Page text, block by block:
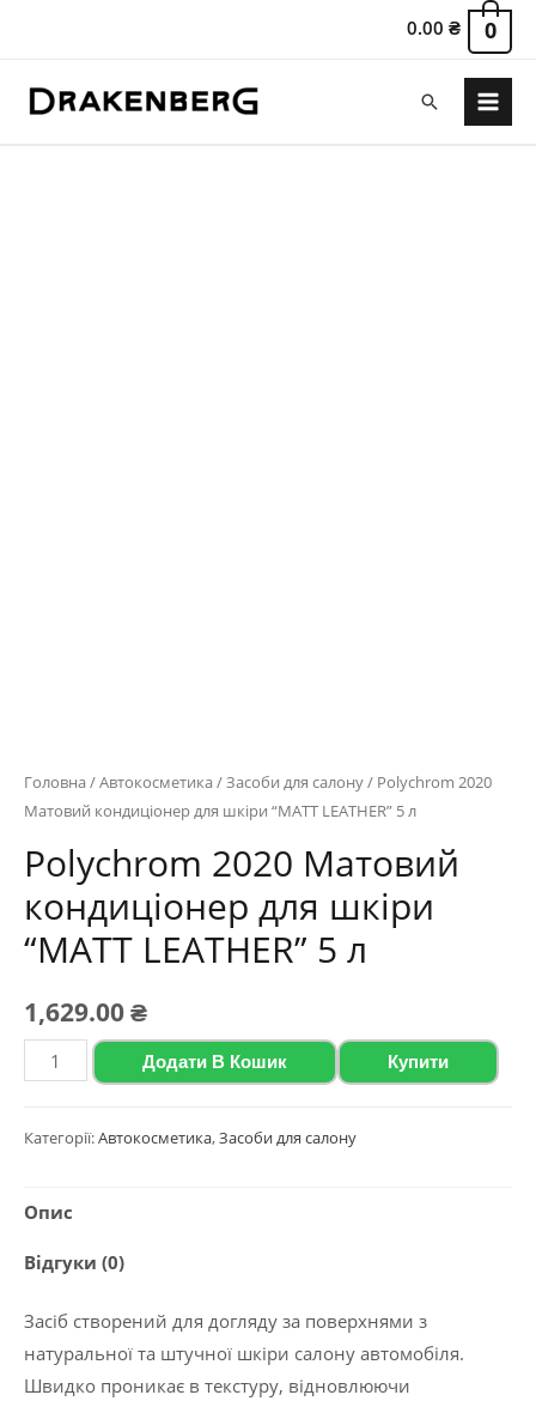
0.00₴ 0
Пошук
Main
Головна/Автокосметика/Засоби для салону/ Polychrom 2020
Матовий кондиціонер для шкіри “MATT LEATHER” 5 л
Polychrom 2020 Матовий
кондиціонер для шкіри
“MATT LEATHER” 5 л
1,629.00₴
Polychrom
2020
кондиціонер
шкіри
LEATHER”
5
л
кількість
Додати В Кошик Купити
Категорії:Автокосметика,Засоби для салону
Опис
Відгуки (0)
Засіб створений для догляду за поверхнями з
натуральної та штучної шкіри салону автомобіля.
Швидко проникає в текстуру, відновлюючи